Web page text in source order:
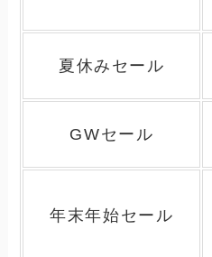
夏休みセール
GWセール
年末年始セール